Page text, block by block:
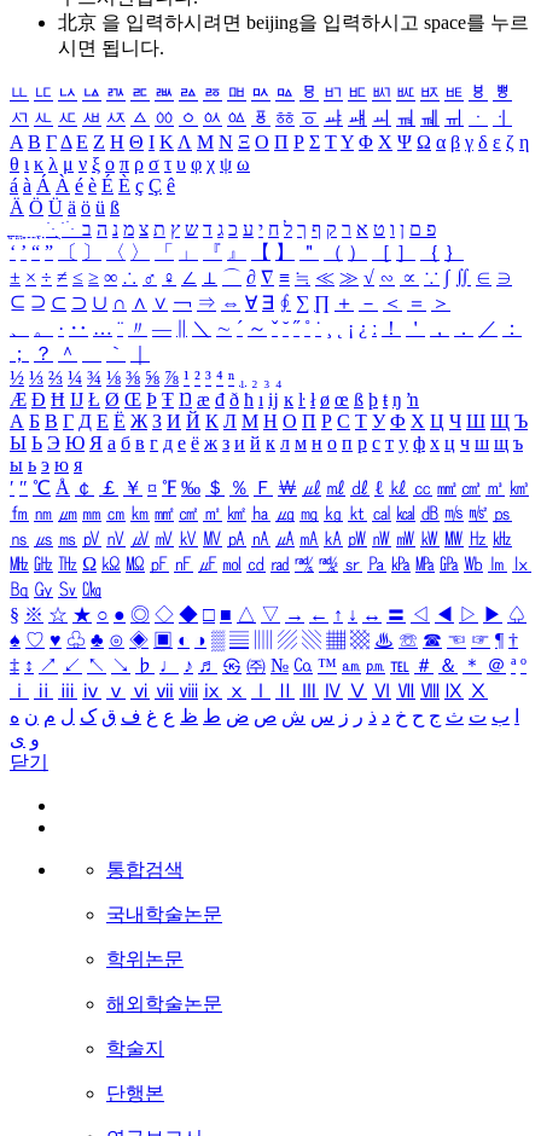
北京 을 입력하시려면 beijing을 입력하시고 space를 누르
시면 됩니다.
ㅥ ㅦ ㅧ ㅨ ㅩ ㅪ ㅫ ㅬ ㅭ ㅮ ㅯ ㅰ ㅱ ㅲ ㅳ ㅴ ㅵ ㅶ ㅷ ㅸ
ㅹ
ㅺ ㅻ ㅼ ㅽ ㅾ ㅿ ㆀ ㆁ ㆂ ㆃ ㆄ ㆅ ㆆ ㆇ ㆈ ㆉ ㆊ ㆋ ㆌ ㆍ
ㆎ
Α Β ΓΔ Ε Ζ Η Θ Ι ΚΛ Μ Ν Ξ Ο Π Ρ Σ ΤΥ Φ Χ Ψ Ω α β γ δ ε ζ η
θ ι κ λ μ ν ξ ο π ρ σ τ υ φ χ ψ ω
á à Á À é è É È ç Ç ê
Ä Ö Ü ä ö ü ß
ִֶֹ ֻּ ׁׂ פ ם ן ו ט א ר ק ף ך ל ח י ע כ ג ד ש ץ ת צ מ נ ה ב
‘ ’ “ ” 〔 〕 〈 〉 「 」 『 』 【 】 ＂ （ ） ［ ］ ｛ ｝
± × ÷ ≠ ≤ ≥ ∞ ∴ ♂ ♀ ∠ ⊥ ⌒ ∂ ∇ ≡ ≒ ≪ ≫ √ ∽ ∝ ∵ ∫ ∬ ∈ ∋
⊆ ⊇ ⊂ ⊃ ∪ ∩ ∧ ∨ ￢ ⇒ ⇔ ∀ ∃ ∮ ∑ ∏ ＋ － ＜ ＝
＞
、
。 · ‥ … ¨ 〃 ― ＼ ∼ ´ ～ ˇ ˘ ˝ ˚ ˙ ¸ ¡ ¿ ː ！ ＇ ， ． ／
：
；
？ ＾ ｀
½ ⅓ ⅔ ¼ ¾ ⅛ ⅜ ⅝ ⅞ ¹ ² ³ ⁴ ⁿ ₁ ₂ ₃ ₄
Æ Ð Ħ Ĳ Ł Ø Œ Þ Ŧ Ŋ æ đ ð ħ ı ĳ ĸ ŀ ł ø œ ß þ ŧ ŋ ŉ
А Б В Г Д Е Ё Ж З И Й К Л М Н О П Р С Т У Ф Х Ц Ч Ш Щ Ъ
Ы Ь Э Ю Я а б в г д е ё ж з и й к л м н о п р с т у ф х ц ч ш щ ъ
ы ь э ю я
′ ″ ℃ Å ￠ ￡ ￥ ¤ ℉ ‰ ＄ ％ Ｆ ￦ ㎕ ㎖ ㎗ ℓ ㎘ ㏄ ㎣ ㎤ ㎥ ㎦
㎙ ㎚ ㎛ ㎜ ㎝ ㎞ ㎟ ㎠ ㎡ ㎢ ㏊ ㎍ ㎎ ㎏ ㏏ ㎈ ㎉ ㏈ ㎧ ㎨ ㎰
㎱ ㎲ ㎳ ㎴ ㎵ ㎶ ㎷ ㎸ ㎹ ㎀ ㎁ ㎂ ㎃ ㎄ ㎺ ㎻ ㎽ ㎾ ㎿ ㎐ ㎑
㎒ ㎓ ㎔ Ω ㏀ ㏁ ㎊ ㎋ ㎌ ㏖ ㏅ ㎭ ㎮ ㎯ ㏛ ㎩ ㎪ ㎫ ㎬ ㏝ ㏐
㏓
㏃ ㏉ ㏜ ㏆
§ ※ ☆ ★ ○ ● ◎ ◇ ◆ □ ■ △ ▽ → ← ↑ ↓ ↔ 〓 ◁ ◀ ▷ ▶ ♤
♠ ♡ ♥ ♧ ♣ ⊙ ◈ ▣ ◐ ◑ ▒ ▤ ▨ ▧ ▦ ▩ ♨ ☏ ☎ ☜ ☞ ¶ †
‡ ↕ ↗ ↙ ↖ ↘ ♭ ♩ ♪ ♬ ㉿ ㈜ № ㏇ ™ ㏂ ㏘ ℡ ＃ ＆ ＊ ＠ ª º
ⅰ
ⅱ ⅲ ⅳ ⅴ ⅵ ⅶ ⅷ ⅸ ⅹ Ⅳ Ⅴ Ⅵ Ⅶ Ⅷ Ⅸ Ⅹ
ب ت ث ج ح خ د ذ ر ز س ش ص ض ط ظ ع غ ف ق ک ل م ن ه
و ی
닫기
통합검색
국내학술논문
학위논문
해외학술논문
학술지
단행본